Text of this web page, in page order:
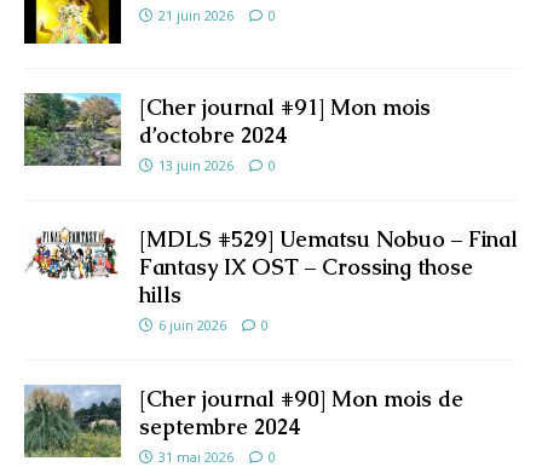
21 juin 2026 0
[Cher journal #91] Mon mois
d’octobre 2024
13 juin 2026 0
[MDLS #529] Uematsu Nobuo – Final
Fantasy IX OST – Crossing those
hills
6 juin 2026 0
[Cher journal #90] Mon mois de
septembre 2024
31 mai 2026 0